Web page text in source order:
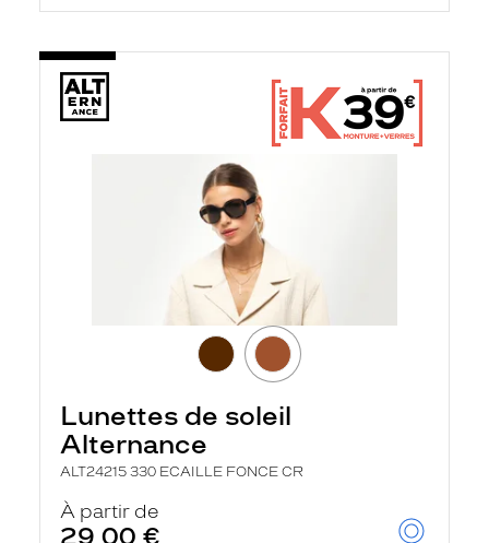
Lunettes de soleil
Alternance
ALT24215 330 ECAILLE FONCE CR
À partir de
29,00 €